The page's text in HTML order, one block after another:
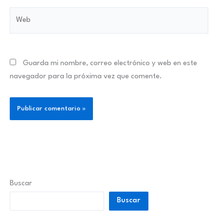
Guarda mi nombre, correo electrónico y web en este
navegador para la próxima vez que comente.
Buscar
Buscar